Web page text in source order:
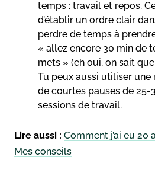
temps : travail et repos.
d’établir un ordre clair
perdre de temps à
« allez encore 30 min de
mets » (eh oui, on sait
Tu peux aussi utiliser
de courtes pauses de 25-
sessions de travail.
Lire aussi : Comment j’ai eu 20
Mes conseils